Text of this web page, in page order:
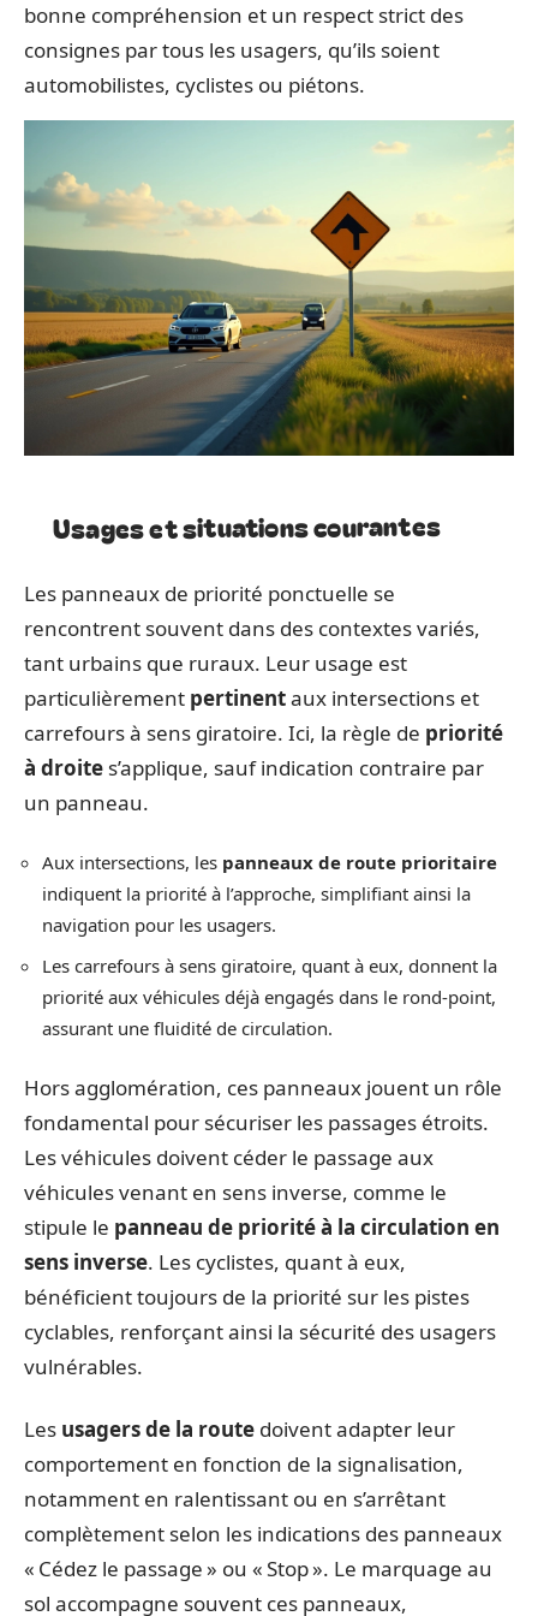
bonne compréhension et un respect strict des
consignes par tous les usagers, qu’ils soient
automobilistes, cyclistes ou piétons.
Usages et situations courantes
Les panneaux de priorité ponctuelle se
rencontrent souvent dans des contextes variés,
tant urbains que ruraux. Leur usage est
particulièrement pertinentaux intersections et
carrefours à sens giratoire. Ici, la règle de priorité
à droite s’applique, sauf indication contraire par
un panneau.
Aux intersections, les panneaux de route prioritaire
indiquent la priorité à l’approche, simplifiant ainsi la
navigation pour les usagers.
Les carrefours à sens giratoire, quant à eux, donnent la
priorité aux véhicules déjà engagés dans le rond-point,
assurant une fluidité de circulation.
Hors agglomération, ces panneaux jouent un rôle
fondamental pour sécuriser les passages étroits.
Les véhicules doivent céder le passage aux
véhicules venant en sens inverse, comme le
stipule le panneau de priorité à la circulation en
sens inverse. Les cyclistes, quant à eux,
bénéficient toujours de la priorité sur les pistes
cyclables, renforçant ainsi la sécurité des usagers
vulnérables.
Les usagers de la route doivent adapter leur
comportement en fonction de la signalisation,
notamment en ralentissant ou en s’arrêtant
complètement selon les indications des panneaux
« Cédez le passage » ou « Stop ». Le marquage au
sol accompagne souvent ces panneaux,